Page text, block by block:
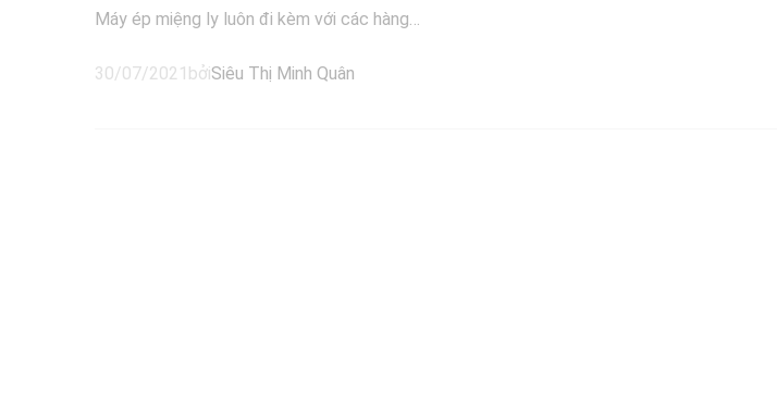
Máy ép miệng ly luôn đi kèm với các hàng…
30/07/2021 bởiSiêu Thị Minh Quân